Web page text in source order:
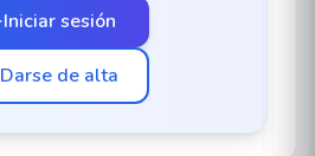
Iniciar sesión
Darse de alta